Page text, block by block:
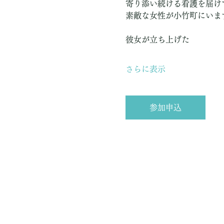
寄り添い続ける看護を届け
素敵な女性が小竹町にいま
彼女が立ち上げた
さらに表示
参加申込